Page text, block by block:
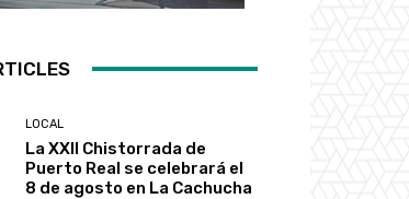
LOCAL
La XXII Chistorrada de
Puerto Real se celebrará el
8 de agosto en La Cachucha